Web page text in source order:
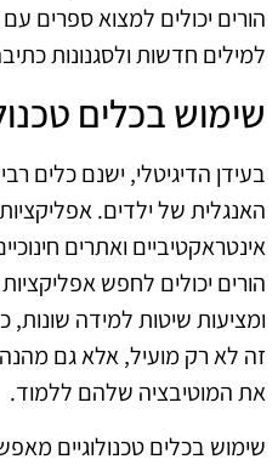
הורים יכולים למצוא ספרים
למילים חדשות ולסגנונות
שימוש בכלים
בעידן הדיגיטלי, ישנם כלים
האנגלית של ילדים.
אינטראקטיביים ואתרים
הורים יכולים לחפש
ומציעות שיטות למידה שונות,
זה לא רק מועיל, אלא גם
את המוטיבציה שלהם ללמוד.
שימוש בכלים טכנולוגיים